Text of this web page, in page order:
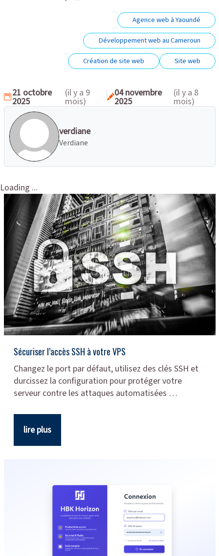
Agence web à Yaoundé
Développement web au Cameroun
Création de site web
Site web
21 octobre
2025
(il y a 9
mois)
04 novembre
2025
(il y a 8
mois)
verdiane
Verdiane
Loading ...
Sécuriser l’accès SSH à votre VPS
Changez le port par défaut, utilisez des clés SSH et
durcissez la configuration pour protéger votre
serveur contre les attaques automatisées …
lire plus